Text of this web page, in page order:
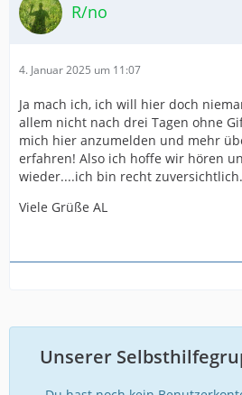
R/no
4. Januar 2025 um 11:07
Ja mach ich, ich will hier doch
allem nicht nach drei Tagen ohne
mich hier anzumelden und mehr
erfahren! Also ich hoffe wir hören
wieder....ich bin recht zuversichtlich.
Viele Grüße AL
Unserer